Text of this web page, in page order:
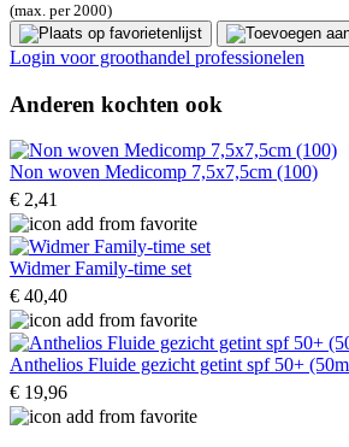
(max. per 2000)
Login voor groothandel professionelen
Anderen kochten ook
Non woven Medicomp 7,5x7,5cm (100)
€ 2,41
Widmer Family-time set
€ 40,40
Anthelios Fluide gezicht getint spf 50+
€ 19,96